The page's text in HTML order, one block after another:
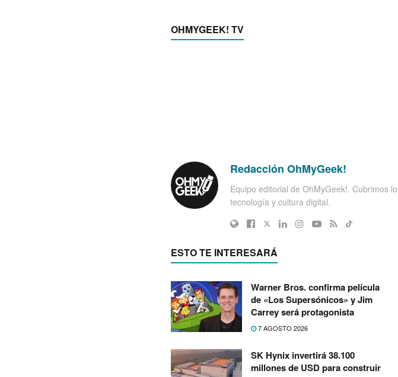
OHMYGEEK! TV
Redacción OhMyGeek!
Equipo editorial de OhMyGeek!. Cubrimos
tecnología y cultura digital.
ESTO TE INTERESARÁ
Warner Bros. confirma película
de «Los Supersónicos» y Jim
Carrey será protagonista
7 AGOSTO 2026
SK Hynix invertirá 38.100
millones de USD para construir